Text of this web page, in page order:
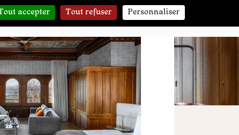
CONTACT & RÉSERVATION
accepter Tout refuser Personnaliser